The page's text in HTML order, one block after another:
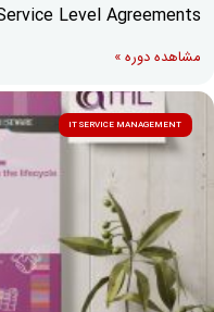
Level Agreements
مشاهده دوره »
IT SERVICE MANAGEMENT